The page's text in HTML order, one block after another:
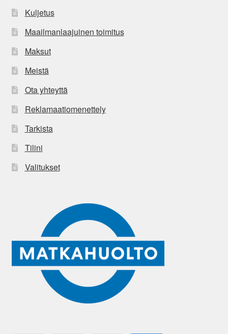
Kuljetus
Maailmanlaajuinen toimitus
Maksut
Meistä
Ota yhteyttä
Reklamaatiomenettely
Tarkista
Tilini
Valitukset